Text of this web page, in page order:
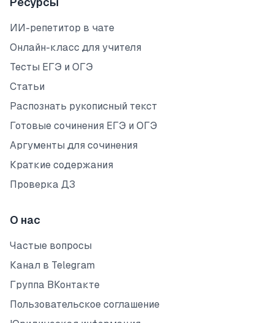
ИИ-репетитор в чате
Онлайн-класс для учителя
Тесты ЕГЭ и ОГЭ
Статьи
Распознать рукописный текст
Готовые сочинения ЕГЭ и ОГЭ
Аргументы для сочинения
Краткие содержания
Проверка ДЗ
О нас
Частые вопросы
Канал в Telegram
Группа ВКонтакте
Пользовательское соглашение